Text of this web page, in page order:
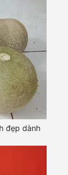
đẹp dành